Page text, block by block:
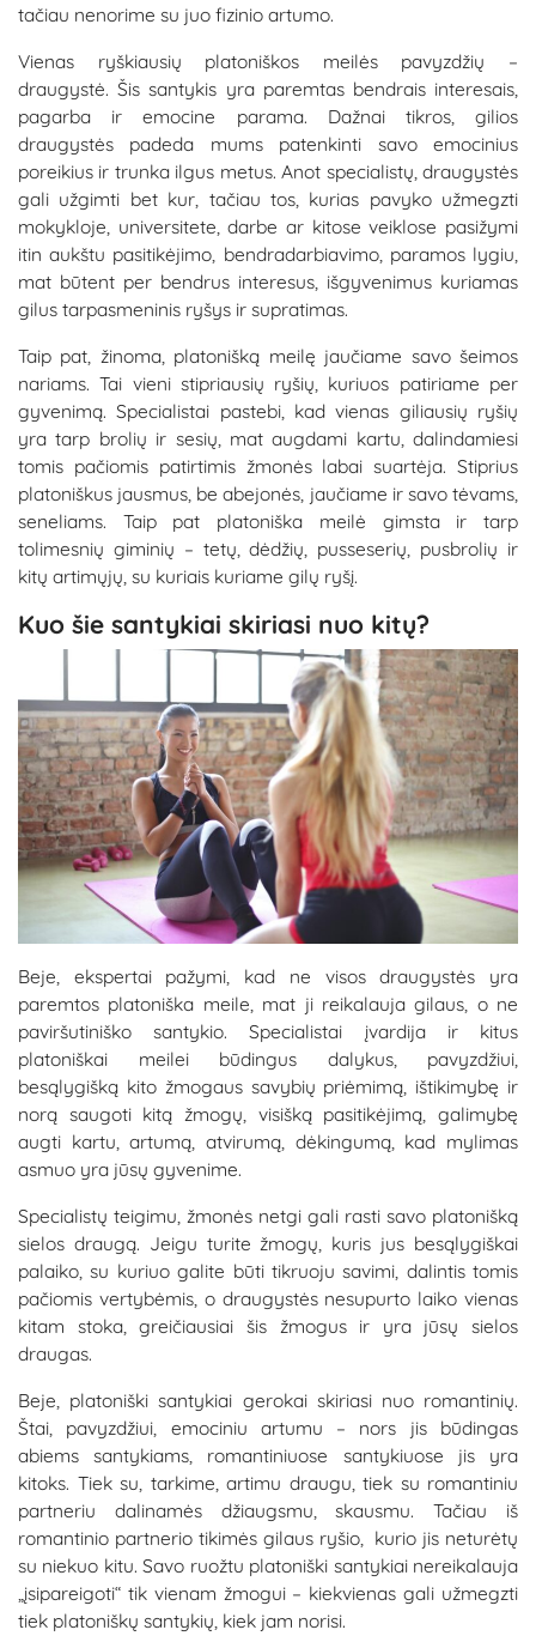
tačiau nenorime su juo fizinio artumo.
Vienas ryškiausių platoniškos meilės pavyzdžių –
draugystė. Šis santykis yra paremtas bendrais interesais,
pagarba ir emocine parama. Dažnai tikros, gilios
draugystės padeda mums patenkinti savo emocinius
poreikius ir trunka ilgus metus. Anot specialistų, draugystės
gali užgimti bet kur, tačiau tos, kurias pavyko užmegzti
mokykloje, universitete, darbe ar kitose veiklose pasižymi
itin aukštu pasitikėjimo, bendradarbiavimo, paramos lygiu,
mat būtent per bendrus interesus, išgyvenimus kuriamas
gilus tarpasmeninis ryšys ir supratimas.
Taip pat, žinoma, platonišką meilę jaučiame savo šeimos
nariams. Tai vieni stipriausių ryšių, kuriuos patiriame per
gyvenimą. Specialistai pastebi, kad vienas giliausių ryšių
yra tarp brolių ir sesių, mat augdami kartu, dalindamiesi
tomis pačiomis patirtimis žmonės labai suartėja. Stiprius
platoniškus jausmus, be abejonės, jaučiame ir savo tėvams,
seneliams. Taip pat platoniška meilė gimsta ir tarp
tolimesnių giminių – tetų, dėdžių, pusseserių, pusbrolių ir
kitų artimųjų, su kuriais kuriame gilų ryšį.
Kuo šie santykiai skiriasi nuo kitų?
Beje, ekspertai pažymi, kad ne visos draugystės yra
paremtos platoniška meile, mat ji reikalauja gilaus, o ne
paviršutiniško santykio. Specialistai įvardija ir kitus
platoniškai meilei būdingus dalykus, pavyzdžiui,
besąlygišką kito žmogaus savybių priėmimą, ištikimybę ir
norą saugoti kitą žmogų, visišką pasitikėjimą, galimybę
augti kartu, artumą, atvirumą, dėkingumą, kad mylimas
asmuo yra jūsų gyvenime.
Specialistų teigimu, žmonės netgi gali rasti savo platonišką
sielos draugą. Jeigu turite žmogų, kuris jus besąlygiškai
palaiko, su kuriuo galite būti tikruoju savimi, dalintis tomis
pačiomis vertybėmis, o draugystės nesupurto laiko vienas
kitam stoka, greičiausiai šis žmogus ir yra jūsų sielos
draugas.
Beje, platoniški santykiai gerokai skiriasi nuo romantinių.
Štai, pavyzdžiui, emociniu artumu – nors jis būdingas
abiems santykiams, romantiniuose santykiuose jis yra
kitoks. Tiek su, tarkime, artimu draugu, tiek su romantiniu
partneriu dalinamės džiaugsmu, skausmu. Tačiau iš
romantinio partnerio tikimės gilaus ryšio, kurio jis neturėtų
su niekuo kitu. Savo ruožtu platoniški santykiai nereikalauja
„įsipareigoti“ tik vienam žmogui – kiekvienas gali užmegzti
tiek platoniškų santykių, kiek jam norisi.